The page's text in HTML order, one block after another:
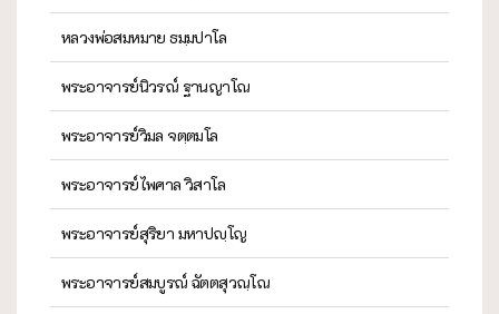
หลวงพ่อสมหมาย ธมฺมปาโล
พระอาจารย์นิวรณ์ ฐานญาโณ
พระอาจารย์วิมล จตฺตมโล
พระอาจารย์ไพศาล วิสาโล
พระอาจารย์สุริยา มหาปญฺโญ
พระอาจารย์สมบูรณ์ ฉัตตสุวณฺโณ